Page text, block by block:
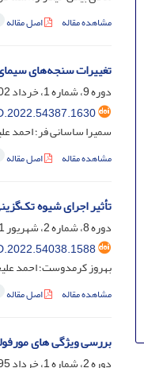
مشاهده مقاله اصل مقاله
تغییرات سنجه‌های سیمای
دوره 9، شماره 1، خرداد 1402، صفحه
سمیرا ساسانی فر؛ احمد
مشاهده مقاله اصل مقاله
تأثیر اجرای شیوه
دوره 8، شماره 2، شهریور 1401، صفحه
بهروز کرمدوست؛ احمد
مشاهده مقاله اصل مقاله
بررسی ویژگی های
دوره 2، شماره 1، خرداد 1395، صفحه